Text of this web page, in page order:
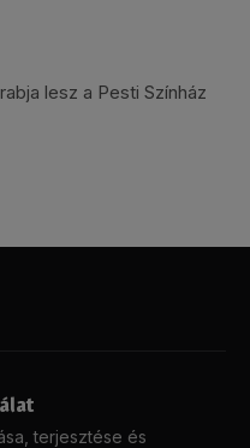
lesz a Pesti Színház
terjesztése és